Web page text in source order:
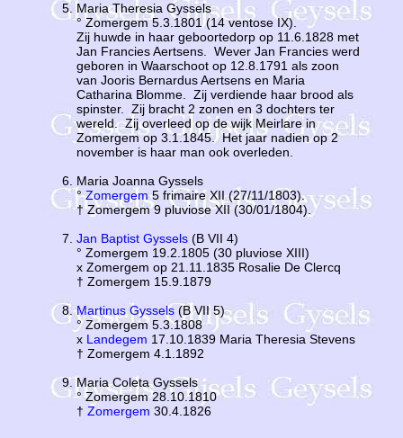
Maria Theresia Gyssels
° Zomergem 5.3.1801 (14 ventose IX).
Zij huwde in haar geboortedorp op 11.6.1828 met
Jan Francies Aertsens. Wever Jan Francies werd
geboren in Waarschoot op 12.8.1791 als zoon
van Jooris Bernardus Aertsens en Maria
Catharina Blomme. Zij verdiende haar brood als
spinster. Zij bracht 2 zonen en 3 dochters ter
wereld. Zij overleed op de wijk Meirlare in
Zomergem op 3.1.1845. Het jaar nadien op 2
november is haar man ook overleden.
Maria Joanna Gyssels
°Zomergem5 frimaire XII (27/11/1803).
† Zomergem 9 pluviose XII (30/01/1804).
Jan Baptist Gyssels(B VII 4)
° Zomergem 19.2.1805 (30 pluviose XIII)
x Zomergem op 21.11.1835 Rosalie De Clercq
† Zomergem 15.9.1879
Martinus Gyssels(B VII 5)
° Zomergem 5.3.1808
x Landegem 17.10.1839 Maria Theresia Stevens
† Zomergem 4.1.1892
Maria Coleta Gyssels
° Zomergem 28.10.1810
† Zomergem 30.4.1826